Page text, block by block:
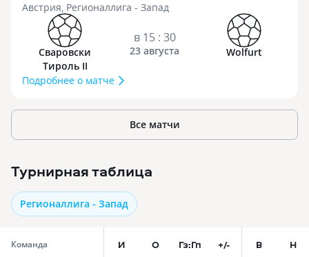
Австрия, Регионаллига - Запад
Сваровски
Тироль II
в 15 : 30
23 августа Wolfurt
Подробнее о матче
Все матчи
Турнирная таблица
Регионаллига - Запад
Команда И О Гз:Гп +/- В Н